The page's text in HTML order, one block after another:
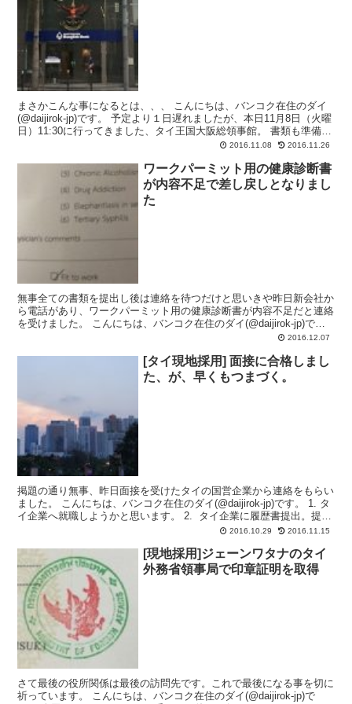
まさかこんな事になるとは、、、 こんにちは、バンコク在住のダイ
(@daijirok-jp)です。 予定より１日遅れましたが、本日11月8日（火曜
日）11:30に行ってきました、タイ王国大阪総領事館。 書類も準備万
2016.11.08 2016.11.26
ワークパーミット用の健康診断書
が内容不足で差し戻しとなりまし
た
無事全ての書類を提出し後は連絡を待つだけと思いきや昨日新会社か
ら電話があり、ワークパーミット用の健康診断書が内容不足だと連絡
を受けました。 こんにちは、バンコク在住のダイ(@daijirok-jp)で
2016.12.07
[タイ現地採用] 面接に合格しまし
た、が、早くもつまづく。
掲題の通り無事、昨日面接を受けたタイの国営企業から連絡をもらい
ました。 こんにちは、バンコク在住のダイ(@daijirok-jp)です。 1. タ
イ企業へ就職しようかと思います。 2. タイ企業に履歴書提出。提出
2016.10.29 2016.11.15
[現地採用]ジェーンワタナのタイ
外務省領事局で印章証明を取得
さて最後の役所関係は最後の訪問先です。これで最後になる事を切に
祈っています。 こんにちは、バンコク在住のダイ(@daijirok-jp)で